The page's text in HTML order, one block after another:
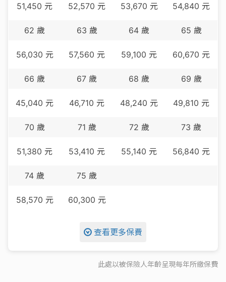
51,450 元 52,570 元 53,670 元 54,840 元
62 歲
56,030 元
63 歲
57,560 元
64 歲
59,100 元
65 歲
60,670 元
66 歲
45,040 元
67 歲
46,710 元
68 歲
48,240 元
69 歲
49,810 元
70 歲
51,380 元
71 歲
53,410 元
72 歲
55,140 元
73 歲
56,840 元
74 歲
58,570 元
75 歲
60,300 元
查看更多保費
此處以被保險人年齡呈現每年所繳保費